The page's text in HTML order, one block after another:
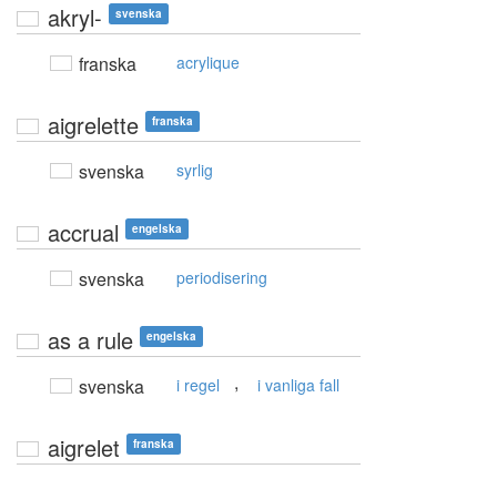
akryl- svenska
franska acrylique
aigrelette franska
svenska syrlig
accrual engelska
svenska periodisering
as a rule engelska
svenska i regel , i vanliga fall
aigrelet franska